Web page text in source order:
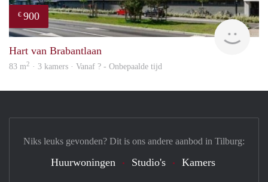
€ 900
Hart van Brabantlaan
83 m2 · 3 kamers · Vanaf ? - Onbepaalde tijd
Niks leuks gevonden? Dit is ons andere aanbod in Tilburg:
Huurwoningen Studio's Kamers